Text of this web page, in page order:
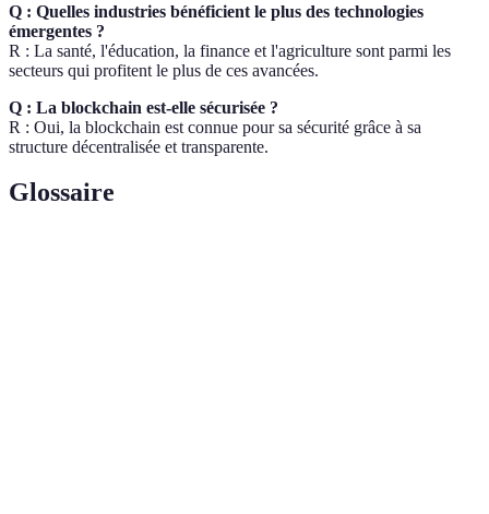
Q : Quelles industries bénéficient le plus des technologies
émergentes ?
R : La santé, l'éducation, la finance et l'agriculture sont parmi les
secteurs qui profitent le plus de ces avancées.
Q : La blockchain est-elle sécurisée ?
R : Oui, la blockchain est connue pour sa sécurité grâce à sa
structure décentralisée et transparente.
Glossaire